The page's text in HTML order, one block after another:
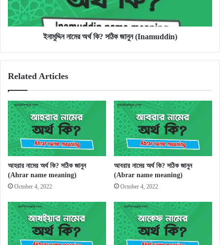
(Inamuddin)
ইনামুদ্দিন নামের অর্থ কি? সঠিক জানুন (Inamuddin)
Related Articles
আহরার নামের অর্থ কি? সঠিক জানুন
(Ahrar name meaning)
October 4, 2022
আবরার নামের অর্থ কি? সঠিক জানুন
(Abrar name meaning)
October 4, 2022